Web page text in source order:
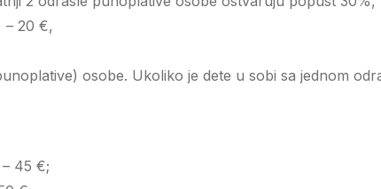
– 20 €,
osobe. Ukoliko je dete u sobi sa jednom
45 €;